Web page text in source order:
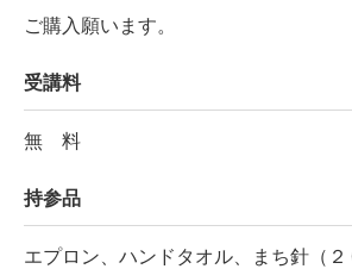
ご購入願います。
受講料
無 料
持参品
エプロン、ハンドタオル、まち針（